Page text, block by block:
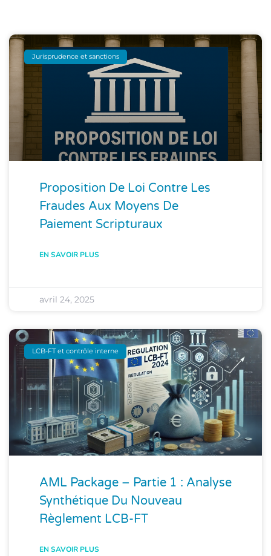
Jurisprudence et sanctions
Proposition De Loi Contre Les
Fraudes Aux Moyens De
Paiement Scripturaux
EN SAVOIR PLUS
avril 24, 2025
LCB-FT et contrôle interne
AML Package – Partie 1 : Analyse
Synthétique Du Nouveau
Règlement LCB-FT
EN SAVOIR PLUS